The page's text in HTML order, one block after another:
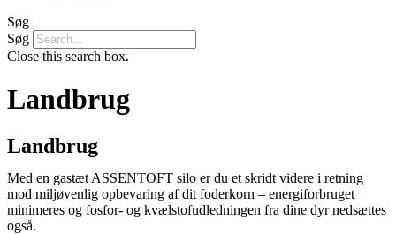
Søg
Søg
Close this search box.
Landbrug
Landbrug
Med en gastæt ASSENTOFT silo er du et skridt videre i retning
mod miljøvenlig opbevaring af dit foderkorn – energiforbruget
minimeres og fosfor- og kvælstofudledningen fra dine dyr nedsættes
også.